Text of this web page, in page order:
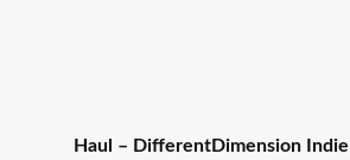
Haul – DifferentDimension